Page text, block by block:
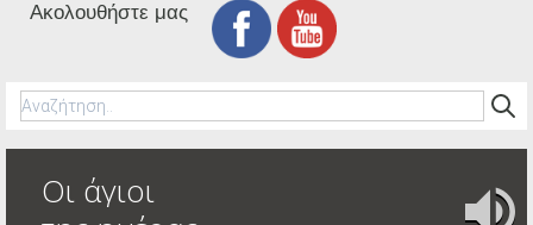
Ακολουθήστε μας
Οι άγιοι